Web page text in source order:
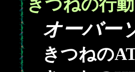
きつねの行動
オーバー
きつねの